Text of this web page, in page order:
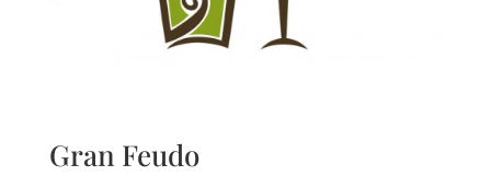
Gran Feudo